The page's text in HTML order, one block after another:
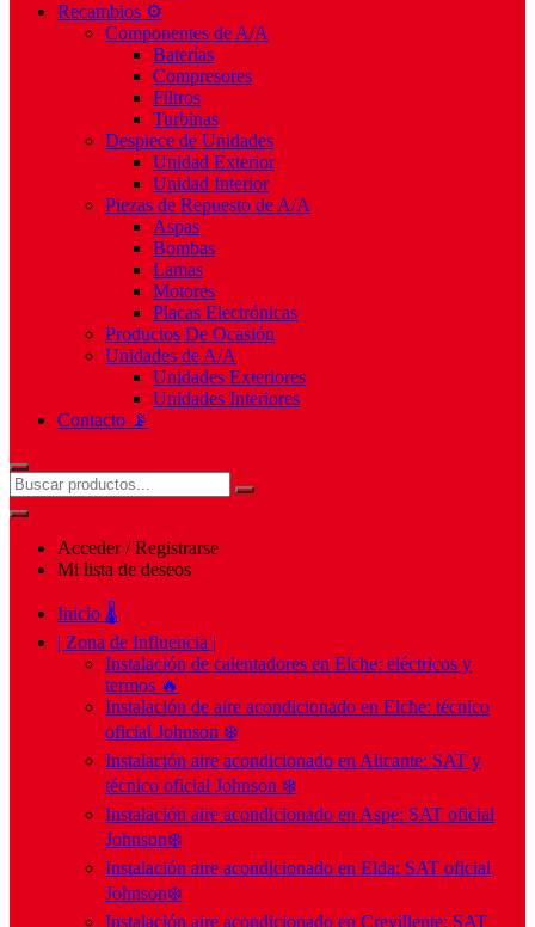
Recambios ⚙️
Componentes de A/A
Baterías
Compresores
Filtros
Turbinas
Despiece de Unidades
Unidad Exterior
Unidad Interior
Piezas de Repuesto de A/A
Aspas
Bombas
Lamas
Motores
Placas Electrónicas
Productos De Ocasión
Unidades de A/A
Unidades Exteriores
Unidades Interiores
Contacto 📡
Acceder / Registrarse
Mi lista de deseos
Inicio 🌡️
| Zona de Influencia |
Instalación de calentadores en Elche: eléctricos y
termos 🔥
Instalación de aire acondicionado en Elche: técnico
oficial Johnson ❄️
Instalación aire acondicionado en Alicante: SAT y
técnico oficial Johnson ❄️
Instalación aire acondicionado en Aspe: SAT oficial
Johnson❄️
Instalación aire acondicionado en Elda: SAT oficial
Johnson❄️
Instalación aire acondicionado en Crevillente: SAT